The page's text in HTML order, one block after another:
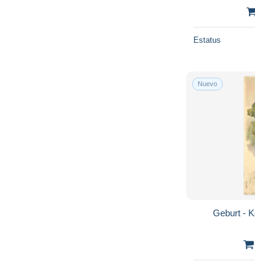
Estatus
Nuevo
Geburt -